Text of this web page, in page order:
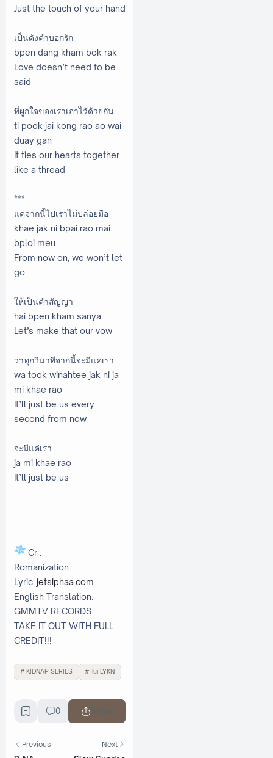
Just the touch of your hand
เป็นดังคำบอกรัก
bpen dang kham bok rak
Love doesn’t need to be
said
ที่ผูกใจของเราเอาไว้ด้วยกัน
ti pook jai kong rao ao wai
duay gan
It ties our hearts together
like a thread
***
แค่จากนี้ไปเราไม่ปล่อยมือ
khae jak ni bpai rao mai
bploi meu
From now on, we won’t let
go
ให้เป็นคำสัญญา
hai bpen kham sanya
Let’s make that our vow
ว่าทุกวินาทีจากนี้จะมีแค่เรา
wa took winahtee jak ni ja
mi khae rao
‌It’ll just be us every
second from now
จะมีแค่เรา
ja mi khae rao
It’ll just be us
Cr :
Romanization
Lyric:jetsiphaa.com
English Translation:
GMMTV RECORDS
TAKE IT OUT WITH FULL
CREDIT!!!
KIDNAP SERIES Tui LYKN
0 Share
Previous Next